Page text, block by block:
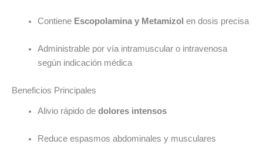
Contiene Escopolamina y Metamizol en dosis precisa
Administrable por vía intramuscular o intravenosa
según indicación médica
Beneficios Principales
Alivio rápido de dolores intensos
Reduce espasmos abdominales y musculares